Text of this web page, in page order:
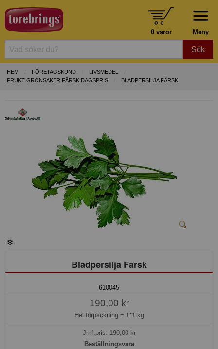
Meny
0 varor
Sök
HEM FÖRETAGSKUND
LIVSMEDEL
FRUKT GRÖNSAKER FÄRSK DAGSPRIS
BLADPERSILJA FÄRSK
Bladpersilja Färsk
610045
190,00 kr
Hel förpackning = 1*1 kg
Jmf.pris: 190,00kr
Beställningsvara